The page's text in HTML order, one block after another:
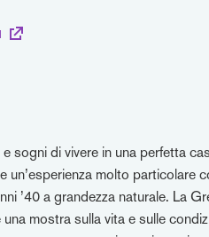
sogni di vivere in una perfetta
un’esperienza molto particolare
’40 a grandezza naturale. La
mostra sulla vita e sulle